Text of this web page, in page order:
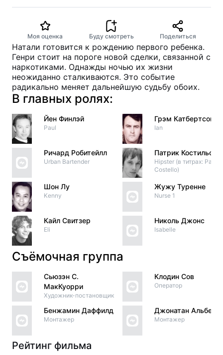
Моя оценка Буду смотреть Поделиться
Натали готовится к рождению первого ребенка.
Генри стоит на пороге новой сделки, связанной с
наркотиками. Однажды ночью их жизни
неожиданно сталкиваются. Это событие
радикально меняет дальнейшую судьбу обоих.
В главных ролях:
Йен Финлэй
Paul
Ричард Робитейлл
Urban Bartender
Шон Лу
Kenny
Кайл Свитзер
Eli
Грэм Катбертсон
Ian
Патрик Костильо
Hipster (в титрах:
Costello)
Жужу Туренне
Nurse 1
Николь Джонс
Isabelle
Съёмочная группа
Сьюзэн С.
МакКуорри
Художник-постановщик
Бенжамин Даффилд
Монтажер
Клодин Сов
Оператор
Джонатан
Монтажер
Рейтинг фильма